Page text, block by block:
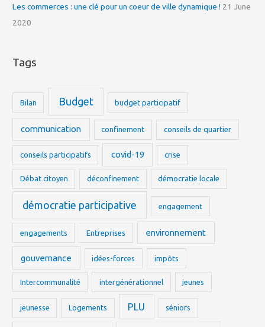
Les commerces : une clé pour un coeur de ville dynamique ! 21 June
2020
Tags
Bilan Budget budget participatif
communication confinement conseils de quartier
conseils participatifs covid-19 crise
Débat citoyen déconfinement démocratie locale
démocratie participative engagement
engagements Entreprises environnement
gouvernance idées-forces impôts
Intercommunalité intergénérationnel jeunes
jeunesse Logements PLU séniors